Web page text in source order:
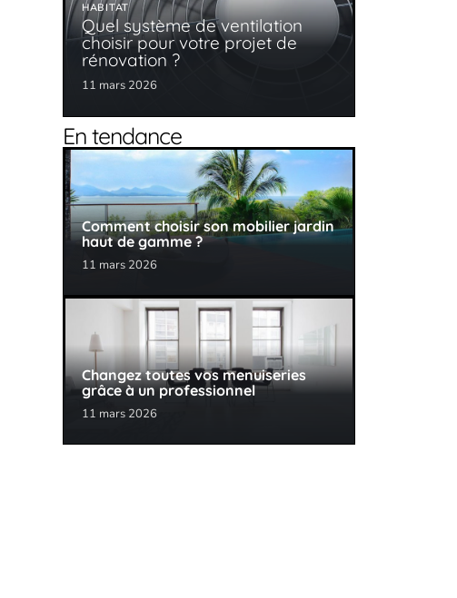
HABITAT
Quel système de ventilation
choisir pour votre projet de
rénovation ?
11 mars 2026
En tendance
Comment choisir son mobilier jardin
haut de gamme ?
11 mars 2026
Changez toutes vos menuiseries
grâce à un professionnel
11 mars 2026